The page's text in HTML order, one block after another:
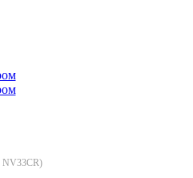
NV33CR)